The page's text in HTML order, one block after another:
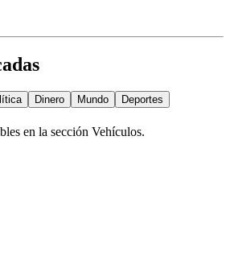
Dinero Mundo
Deportes
en la sección Vehículos.